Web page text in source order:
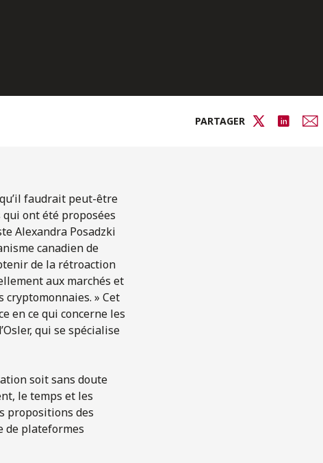
PARTAGER
faudrait peut-être
ont été proposées
Alexandra Posadzki
canadien de
de la rétroaction
aux marchés et
» Cet
en ce qui concerne les
qui se spécialise
soit sans doute
le temps et les
propositions des
de plateformes